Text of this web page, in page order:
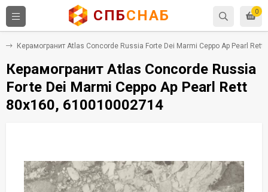
0
СПБСНАБ
Керамогранит Atlas Concorde Russia Forte Dei Marmi Ceppo Ap Pearl
Керамогранит Atlas Concorde Russia
Forte Dei Marmi Ceppo Ap Pearl Rett
80x160, 610010002714